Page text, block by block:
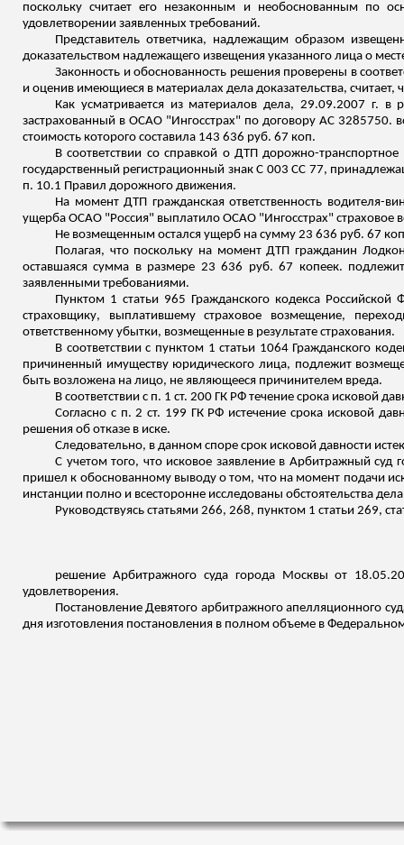
поскольку считает его незаконным и необоснованным по
удовлетворении заявленных требований.
Представитель ответчика, надлежащим образом
доказательством надлежащего извещения указанного лица о
Законность и обоснованность решения проверены в
и оценив имеющиеся в материалах дела доказательства,
Как усматривается из материалов дела, 29.09.2007 г.
застрахованный в ОСАО "Ингосстрах" по договору АС 3285750.
стоимость которого составила 143 636 руб. 67 коп.
В соответствии со справкой о ДТП дорожно-
государственный регистрационный знак С 003 СС 77,
п. 10.1 Правил дорожного движения.
На момент ДТП гражданская ответственность
ущерба ОСАО "Россия" выплатило ОСАО "Ингосстрах" страховое
Не возмещенным остался ущерб на сумму 23 636 руб. 67
Полагая, что поскольку на момент ДТП гражданин
оставшаяся сумма в размере 23 636 руб. 67 копеек. п
заявленными требованиями.
Пунктом 1 статьи 965 Гражданского кодекса
страховщику, выплатившему страховое возмещение,
ответственному убытки, возмещенные в результате страхования.
В соответствии с пунктом 1 статьи 1064 Гражданского
причиненный имуществу юридического лица, подлежит
быть возложена на лицо, не являющееся причинителем вреда.
В соответствии с п. 1 ст. 200 ГК РФ течение срока исковой
Согласно с п. 2 ст. 199 ГК РФ истечение срока исковой
решения об отказе в иске.
Следовательно, в данном споре срок исковой давности
С учетом того, что исковое заявление в Арбитражный
пришел к обоснованному выводу о том, что на момент подачи
инстанции полно и всесторонне исследованы обстоятельства
Руководствуясь статьями 266, 268, пунктом 1 статьи 269,
решение Арбитражного суда города Москвы от
удовлетворения.
Постановление Девятого арбитражного апелляционного
дня изготовления постановления в полном объеме в